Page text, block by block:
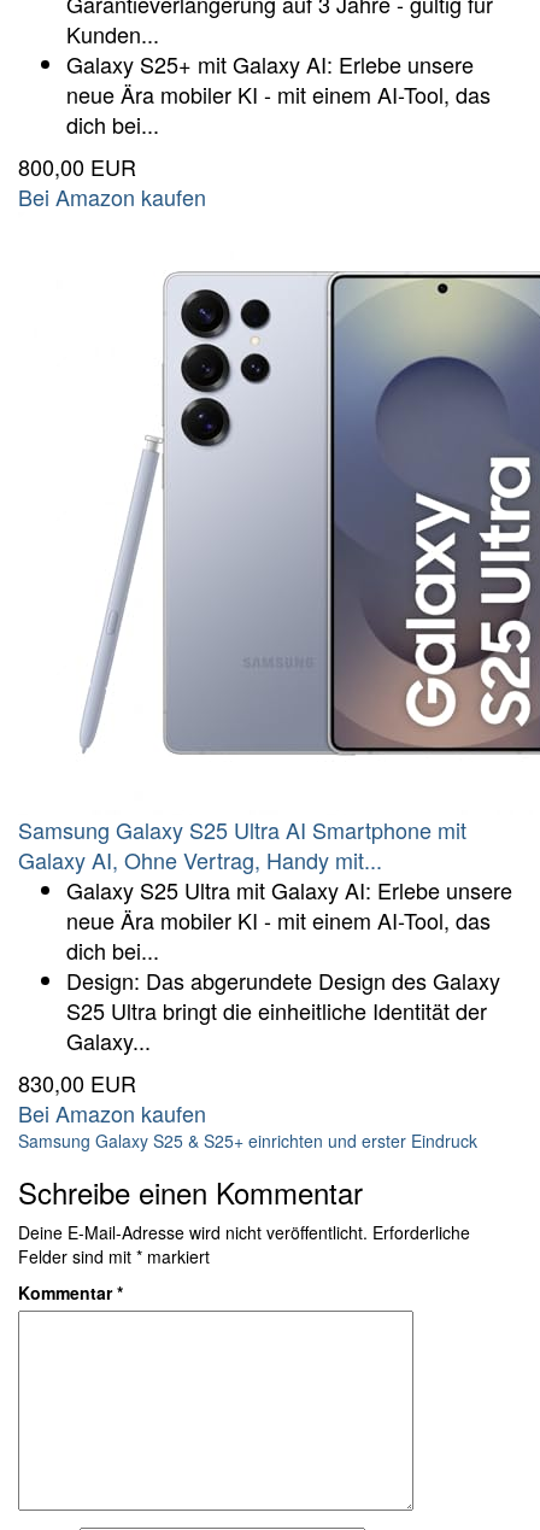
Kunden...
Galaxy S25+ mit Galaxy AI: Erlebe unsere
neue Ära mobiler KI - mit einem AI-Tool, das
dich bei...
800,00 EUR
Bei Amazon kaufen
Samsung Galaxy S25 Ultra AI Smartphone mit
Galaxy AI, Ohne Vertrag, Handy mit...
Galaxy S25 Ultra mit Galaxy AI: Erlebe unsere
neue Ära mobiler KI - mit einem AI-Tool, das
dich bei...
Design: Das abgerundete Design des Galaxy
S25 Ultra bringt die einheitliche Identität der
Galaxy...
830,00 EUR
Bei Amazon kaufen
Samsung Galaxy S25 & S25+ einrichten und erster Eindruck
Schreibe einen Kommentar
Deine E-Mail-Adresse wird nicht veröffentlicht. Erforderliche
Felder sind mit * markiert
Kommentar*